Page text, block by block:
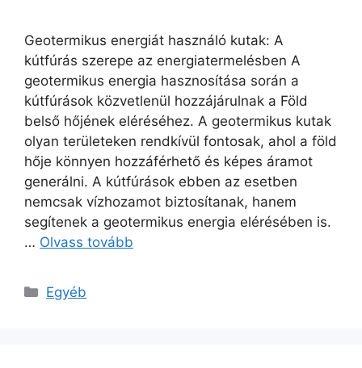
Geotermikus energiát használó kutak: A
kútfúrás szerepe az energiatermelésben A
geotermikus energia hasznosítása során a
kútfúrások közvetlenül hozzájárulnak a Föld
belső hőjének eléréséhez. A geotermikus kutak
olyan területeken rendkívül fontosak, ahol a föld
hője könnyen hozzáférhető és képes áramot
generálni. A kútfúrások ebben az esetben
nemcsak vízhozamot biztosítanak, hanem
segítenek a geotermikus energia elérésében is.
… Olvass tovább
Kategória
Egyéb